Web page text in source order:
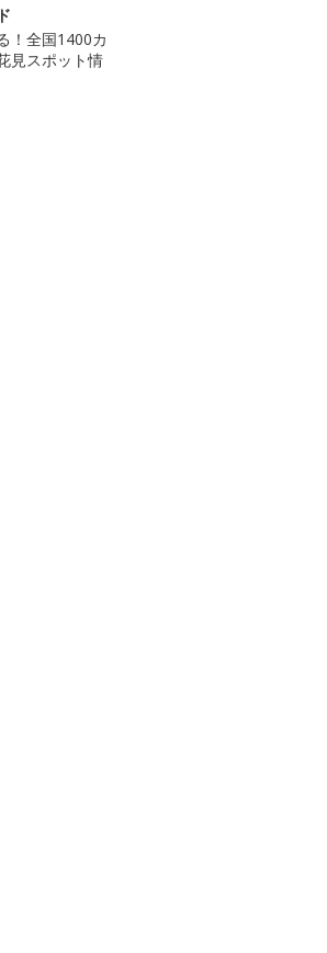
！全国1400カ
見スポット情